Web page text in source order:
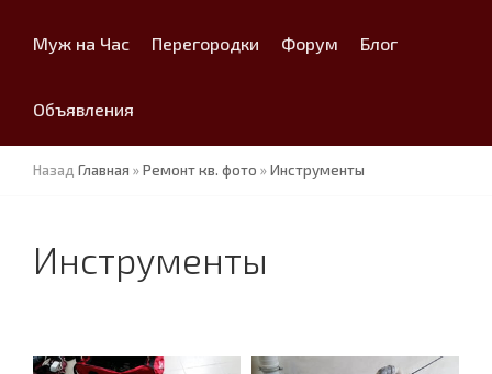
Муж на Час Перегородки Форум Блог
Объявления
Назад Главная »Ремонт кв. фото »Инструменты
Инструменты